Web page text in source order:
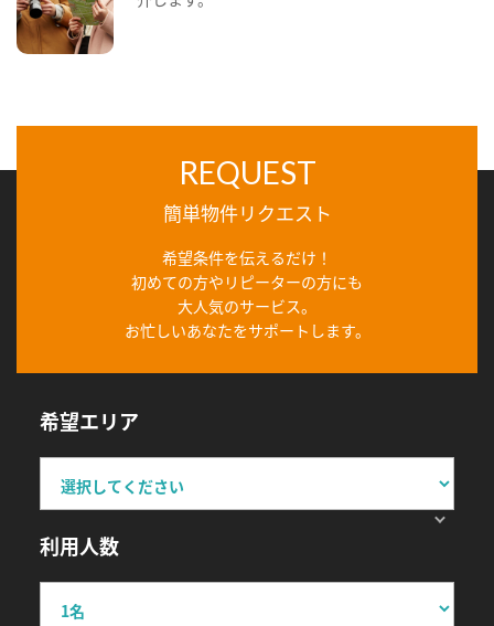
REQUEST
簡単物件リクエスト
希望条件を伝えるだけ！
初めての方やリピーターの方にも
大人気のサービス。
お忙しいあなたをサポートします。
希望エリア
利用人数